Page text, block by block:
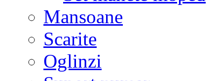
Mansoane
Scarite
Oglinzi